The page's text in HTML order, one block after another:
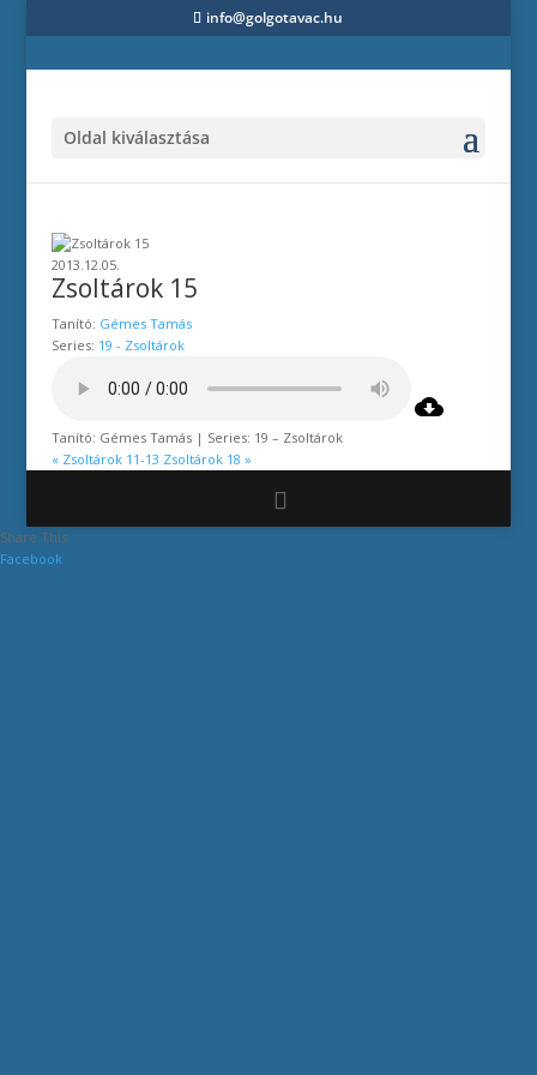
info@golgotavac.hu
Oldal kiválasztása
2013.12.05.
Zsoltárok 15
Tanító: Gémes Tamás
Series: 19 - Zsoltárok
Tanító: Gémes Tamás | Series: 19 – Zsoltárok
« Zsoltárok 11-13 Zsoltárok 18 »
Share This
Facebook